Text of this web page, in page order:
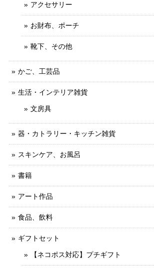
アクセサリー
お財布、ポーチ
靴下、その他
かご、工芸品
生活・インテリア雑貨
文房具
器・カトラリー・キッチン雑貨
スキンケア、お風呂
書籍
アート作品
食品、飲料
ギフトセット
【ネコポス対応】プチギフト